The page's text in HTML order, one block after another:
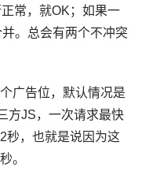
常，就OK；如果一
。总会有两个不冲突
广告位，默认情况是
方JS，一次请求最快
秒，也就是说因为这
。